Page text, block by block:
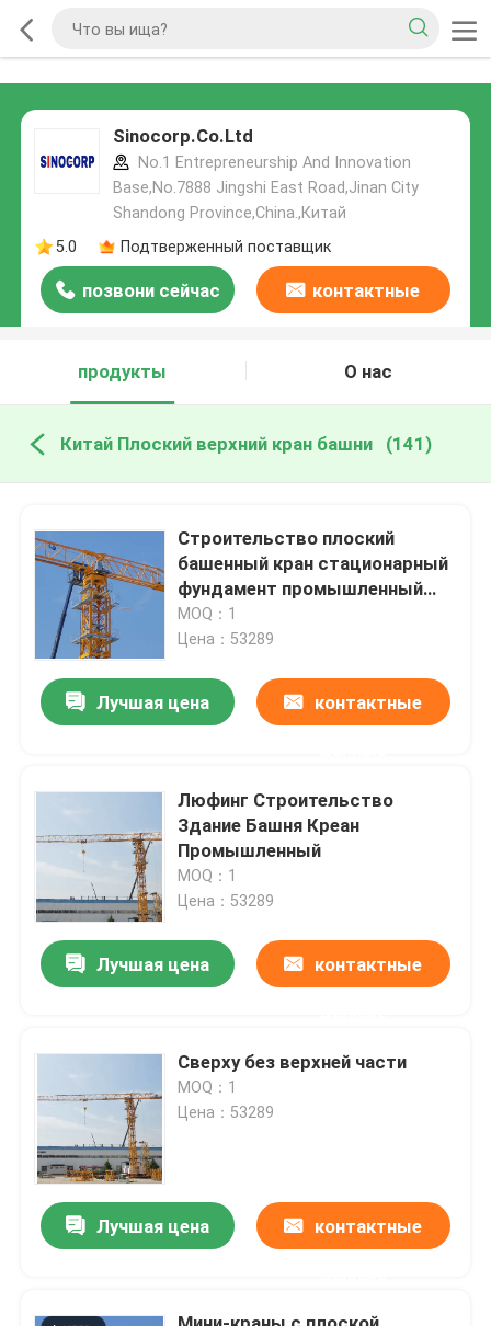
Sinocorp.Co.Ltd
No.1 Entrepreneurship And Innovation
Base,No.7888 Jingshi East Road,Jinan City
Shandong Province,China.,Китай
5.0
Подтверженный поставщик
позвони сейчас контактные
продукты
О нас
Китай Плоский верхний кран башни (141)
Строительство плоский
башенный кран стационарный
фундамент промышленный
тип
MOQ：1
Цена：53289
Лучшая цена контактные
Люфинг Строительство
Здание Башня Креан
Промышленный
MOQ：1
Цена：53289
Лучшая цена контактные
Сверху без верхней части
MOQ：1
Цена：53289
Лучшая цена контактные